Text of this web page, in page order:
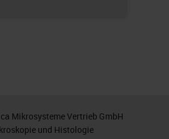
Mikrosysteme Vertrieb GmbH
und Histologie